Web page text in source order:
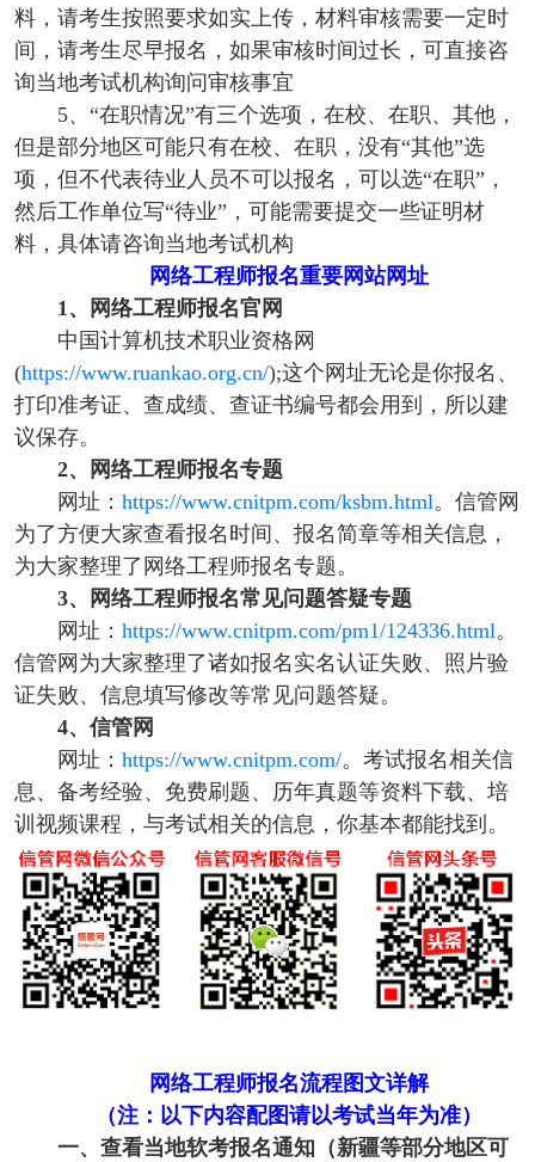
料，请考生按照要求如实上传，材料审核需要一定时
间，请考生尽早报名，如果审核时间过长，可直接咨
询当地考试机构询问审核事宜
5、“在职情况”有三个选项，在校、在职、其他，
但是部分地区可能只有在校、在职，没有“其他”选
项，但不代表待业人员不可以报名，可以选“在职”，
然后工作单位写“待业”，可能需要提交一些证明材
料，具体请咨询当地考试机构
网络工程师报名重要网站网址
1、网络工程师报名官网
中国计算机技术职业资格网
(https://www.ruankao.org.cn/);这个网址无论是你报名、
打印准考证、查成绩、查证书编号都会用到，所以建
议保存。
2、网络工程师报名专题
网址： https://www.cnitpm.com/ksbm.html。信管网
为了方便大家查看报名时间、报名简章等相关信息，
为大家整理了网络工程师报名专题。
3、网络工程师报名常见问题答疑专题
网址： https://www.cnitpm.com/pm1/124336.html。
信管网为大家整理了诸如报名实名认证失败、照片验
证失败、信息填写修改等常见问题答疑。
4、信管网
网址： https://www.cnitpm.com/。考试报名相关信
息、备考经验、免费刷题、历年真题等资料下载、培
训视频课程，与考试相关的信息，你基本都能找到。
网络工程师报名流程图文详解
（注：以下内容配图请以考试当年为准）
一、查看当地软考报名通知（新疆等部分地区可